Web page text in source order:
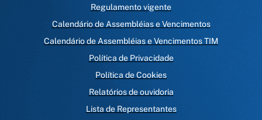
Regulamento vigente
Calendário de Assembléias e Vencimentos
Calendário de Assembléias e Vencimentos TIM
Política de Privacidade
Política de Cookies
Relatórios de ouvidoria
Lista de Representantes